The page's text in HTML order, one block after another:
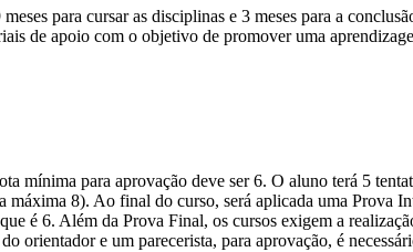
para cursar as disciplinas e 3 meses para a
de apoio com o objetivo de promover uma
mínima para aprovação deve ser 6. O aluno terá 5
máxima 8). Ao final do curso, será aplicada uma Prova
é 6. Além da Prova Final, os cursos exigem a
e um parecerista, para aprovação, é